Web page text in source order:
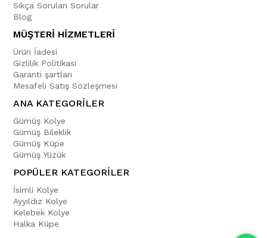
Sıkça Sorulan Sorular
Blog
MÜŞTERİ HİZMETLERİ
Ürün İadesi
Gizlilik Politikası
Garanti şartları
Mesafeli Satış Sözleşmesi
ANA KATEGORİLER
Gümüş Kolye
Gümüş Bileklik
Gümüş Küpe
Gümüş Yüzük
POPÜLER KATEGORİLER
İsimli Kolye
Ayyıldız Kolye
Kelebek Kolye
Halka Küpe